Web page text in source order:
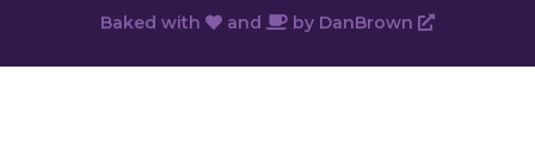
Baked with
and by DanBrown